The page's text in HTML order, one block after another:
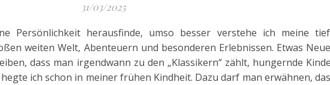
31/03/2025
Persönlichkeit herausfinde, umso besser verstehe ich meine
weiten Welt, Abenteuern und besonderen Erlebnissen. Etwas
dass man irgendwann zu den „Klassikern“ zählt, hungernde
ich schon in meiner frühen Kindheit. Dazu darf man erwähnen,